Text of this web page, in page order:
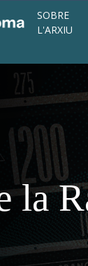
SOBRE
L'ARXIU
la